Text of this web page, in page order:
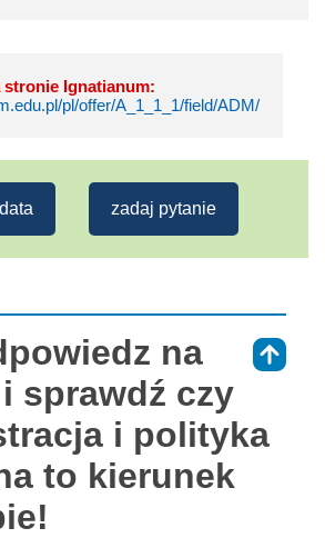
Ignatianum:
pl/offer/A_1_1_1/field/ADM/
zadaj pytanie
na
sprawdź czy
i polityka
to kierunek